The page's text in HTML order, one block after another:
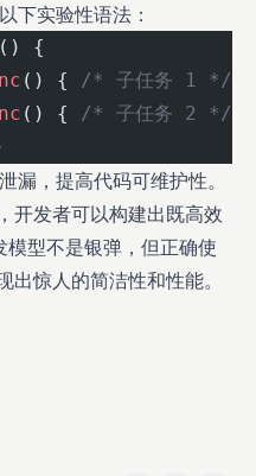
下实验性语法：
() {
() { /* 子任务 1 */
() { /* 子任务 2 */
，提高代码可维护性。
开发者可以构建出既高效
型不是银弹，但正确使
惊人的简洁性和性能。